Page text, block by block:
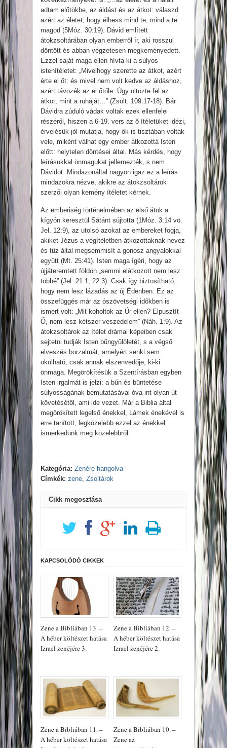
adtam előtökbe, az áldást és az átkot: válaszd
azért az életet, hogy élhess mind te, mind a te
magod (5Móz. 30:19). Dávid említett
átokzsoltárában olyan emberről ír, aki rosszul
döntött és abban végzetesen megkeményedett.
Ezzel saját maga ellen hívta ki a súlyos
istenítéletet: „Mivelhogy szerette az átkot, azért
érte el őt: és mivel nem volt kedve az áldáshoz,
azért távozék az el őtőle. Úgy öltözte fel az
átkot, mint a ruháját…” (Zsolt. 109:17-18). Bár
Dávidra zúduló vádak voltak ezek ellenfelei
részéről, hiszen a 6-19. vers az ő ítéletüket idézi,
érvelésük jól mutatja, hogy ők is tisztában voltak
vele, miként válhat egy ember átkozottá Isten
előtt: helytelen döntései által. Más kérdés, hogy
leírásukkal önmagukat jellemezték, s nem
Dávidot. Mindazonáltal nagyon igaz ez a leírás
mindazokra nézve, akikre az átokzsoltárok
szerzői olyan kemény ítéletet kérnek.
Az emberiség történelmében az első átok a
kígyón keresztül Sátánt sújtotta (1Móz. 3:14 vö.
Jel. 12:9), az utolsó azokat az embereket fogja,
akiket Jézus a végítéletben átkozottaknak nevez
és tűz által megsemmisít a gonosz angyalokkal
együtt (Mt. 25:41). Isten maga ígéri, hogy az
újjáteremtett földön „semmi elátkozott nem lesz
többé” (Jel. 21:1, 22:3). Csak így biztosítható,
hogy nem lesz lázadás az új Édenben. Ez az
összefüggés már az ószövetségi időkben is
ismert volt: „Mit koholtok az Úr ellen? Elpusztít
Ő, nem lesz kétszer veszedelem” (Náh. 1:9). Az
átokzsoltárok az ítélet drámai képeiben csak
sejtetni tudják Isten bűngyűlöletét, s a végső
elveszés borzalmát, amelyért senki sem
okolható, csak annak elszenvedője, ki-ki
önmaga. Megörökítésük a Szentírásban egyben
Isten irgalmát is jelzi: a bűn és büntetése
súlyosságának bemutatásával óva int olyan út
követésétől, ami ide vezet. Már a Biblia által
megörökített legelső énekkel, Lámek énekével is
erre tanított, legközelebb ezzel az énekkel
ismerkedünk meg közelebbről.
Kategória: Zenére hangolva
Címkék: zene, Zsoltárok
Cikk megosztása
KAPCSOLÓDÓ CIKKEK
Zene a Bibliában 13. –
A héber költészet hatása
Izrael zenéjére 3.
Zene a Bibliában 12. –
A héber költészet hatása
Izrael zenéjére 2.
Zene a Bibliában 11. –
A héber költészet hatása
Zene a Bibliában 10. –
Zene az